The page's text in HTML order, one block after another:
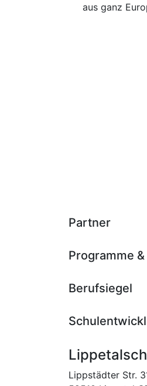
aus ganz
Partner
Programme
Berufsiegel
Lippstädter Str.